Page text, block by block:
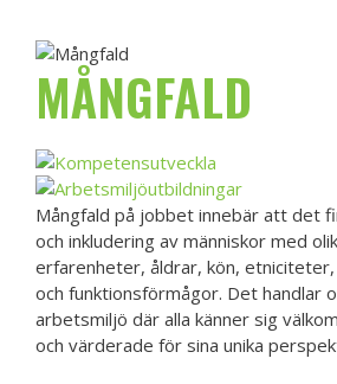
MÅNGFALD
Mångfald på jobbet innebär att det
och inkludering av människor med
erfarenheter, åldrar, kön,
och funktionsförmågor. Det handlar
arbetsmiljö där alla känner sig
och värderade för sina unika